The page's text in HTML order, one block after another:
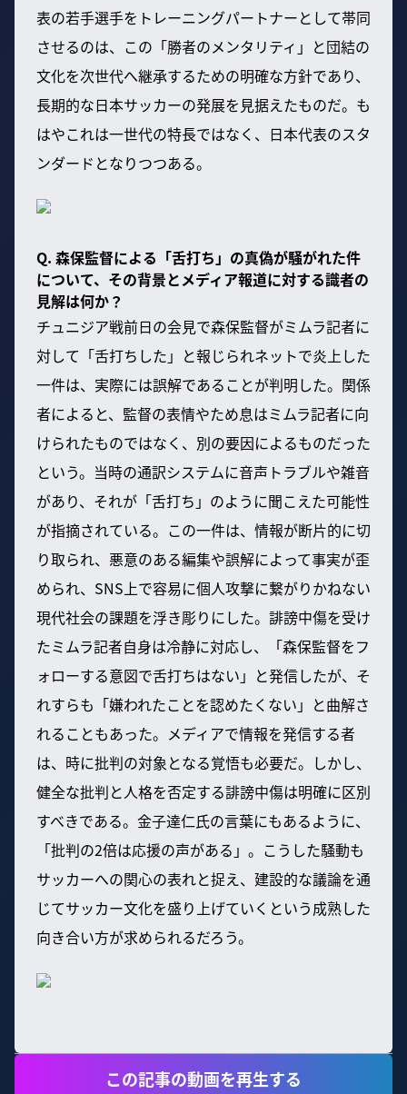
表の若手選手をトレーニングパートナーとして帯同
させるのは、この「勝者のメンタリティ」と団結の
文化を次世代へ継承するための明確な方針であり、
長期的な日本サッカーの発展を見据えたものだ。も
はやこれは一世代の特長ではなく、日本代表のスタ
ンダードとなりつつある。
Q. 森保監督による「舌打ち」の真偽が騒がれた件
について、その背景とメディア報道に対する識者の
見解は何か？
チュニジア戦前日の会見で森保監督がミムラ記者に
対して「舌打ちした」と報じられネットで炎上した
一件は、実際には誤解であることが判明した。関係
者によると、監督の表情やため息はミムラ記者に向
けられたものではなく、別の要因によるものだった
という。当時の通訳システムに音声トラブルや雑音
があり、それが「舌打ち」のように聞こえた可能性
が指摘されている。この一件は、情報が断片的に切
り取られ、悪意のある編集や誤解によって事実が歪
められ、SNS上で容易に個人攻撃に繋がりかねない
現代社会の課題を浮き彫りにした。誹謗中傷を受け
たミムラ記者自身は冷静に対応し、「森保監督をフ
ォローする意図で舌打ちはない」と発信したが、そ
れすらも「嫌われたことを認めたくない」と曲解さ
れることもあった。メディアで情報を発信する者
は、時に批判の対象となる覚悟も必要だ。しかし、
健全な批判と人格を否定する誹謗中傷は明確に区別
すべきである。金子達仁氏の言葉にもあるように、
「批判の2倍は応援の声がある」。こうした騒動も
サッカーへの関心の表れと捉え、建設的な議論を通
じてサッカー文化を盛り上げていくという成熟した
向き合い方が求められるだろう。
この記事の動画を再生する